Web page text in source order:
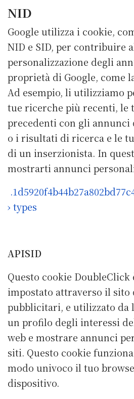
NID
Google utilizza i cookie,
NID e SID, per contribuire
personalizzazione degli
proprietà di Google, come
Ad esempio, li utilizziamo
tue ricerche più recenti, le
precedenti con gli annunci
o i risultati di ricerca e le
di un inserzionista. In
mostrarti annunci
› types
APISID
Questo cookie DoubleClick
impostato attraverso il sito
pubblicitari, e utilizzato da
un profilo degli interessi
web e mostrare annunci
siti. Questo cookie
modo univoco il tuo
dispositivo.